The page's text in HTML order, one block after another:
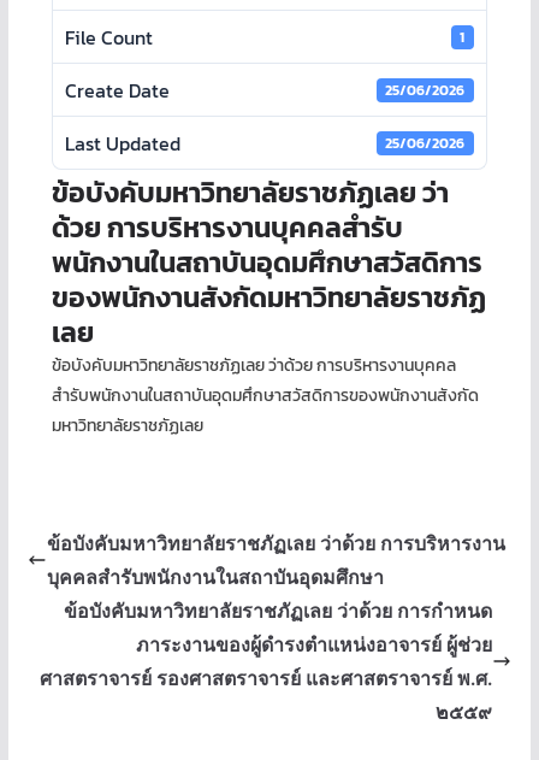
File Count 1
Create Date 25/06/2026
Last Updated 25/06/2026
ข้อบังคับมหาวิทยาลัยราชภัฏเลย ว่า
ด้วย การบริหารงานบุคคลสำรับ
พนักงานในสถาบันอุดมศึกษาสวัสดิการ
ของพนักงานสังกัดมหาวิทยาลัยราชภัฏ
เลย
ข้อบังคับมหาวิทยาลัยราชภัฏเลย ว่าด้วย การบริหารงานบุคคล
สำรับพนักงานในสถาบันอุดมศึกษาสวัสดิการของพนักงานสังกัด
มหาวิทยาลัยราชภัฏเลย
ข้อบังคับมหาวิทยาลัยราชภัฏเลย ว่าด้วย การบริหารงาน
บุคคลสำรับพนักงานในสถาบันอุดมศึกษา
ข้อบังคับมหาวิทยาลัยราชภัฏเลย ว่าด้วย การกำหนด
ภาระงานของผู้ดำรงตำแหน่งอาจารย์ ผู้ช่วย
ศาสตราจารย์ รองศาสตราจารย์ และศาสตราจารย์ พ.ศ.
๒๕๕๙